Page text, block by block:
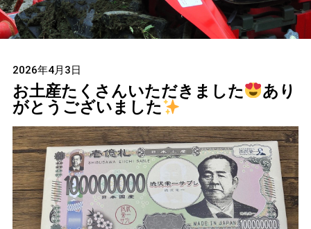
2026年4月3日
お土産たくさんいただきました
あり
がとうございました